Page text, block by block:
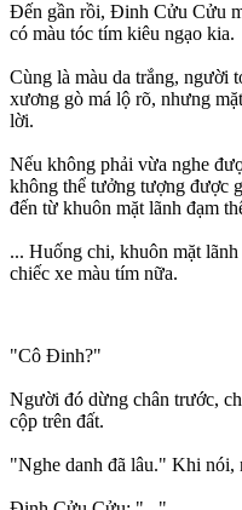
Đến gần rồi, Đinh Cửu Cửu
có màu tóc tím kiêu ngạo kia.
Cùng là màu da trắng, người
xương gò má lộ rõ, nhưng
lời.
Nếu không phải vừa nghe
không thể tưởng tượng được
đến từ khuôn mặt lãnh đạm
... Huống chi, khuôn mặt
chiếc xe màu tím nữa.
"Cô Đinh?"
Người đó dừng chân trước,
cộp trên đất.
"Nghe danh đã lâu." Khi nói,